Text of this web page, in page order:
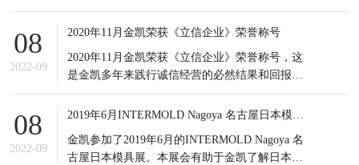
神，积极应对知识产权竞争态势，有效提高知识
产权对企业经营发展的贡献水平。
08
2022-09
2020年11月金凯荣获《立信企业》荣誉称号
2020年11月金凯荣获《立信企业》荣誉称号，这
是金凯多年来践行诚信经营的必然结果和回报，
更是金凯所有员工的共同荣耀，可谓实至名归。
信誉是企业之基，生存之本，是企业最宝贵的无
08
2022-09
2019年6月INTERMOLD Nagoya 名古屋日本模具展
金凯参加了2019年6月的INTERMOLD Nagoya 名
古屋日本模具展。本展会有助于金凯了解日本当